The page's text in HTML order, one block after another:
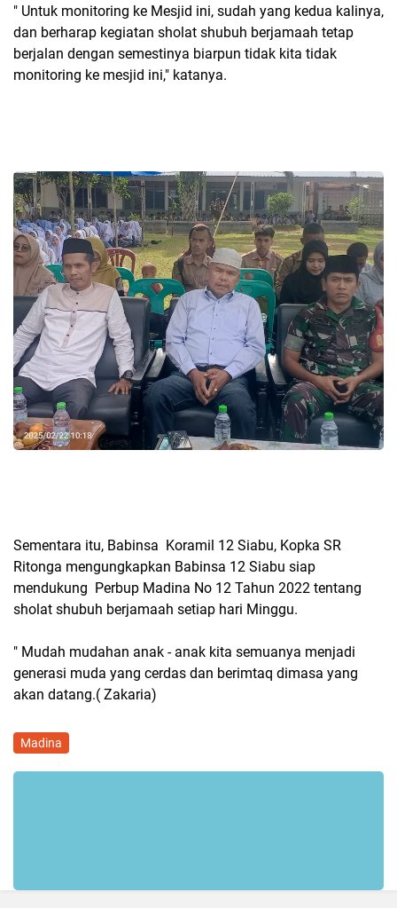
" Untuk monitoring ke Mesjid ini, sudah yang kedua kalinya,
dan berharap kegiatan sholat shubuh berjamaah tetap
berjalan dengan semestinya biarpun tidak kita tidak
monitoring ke mesjid ini," katanya.
Sementara itu, Babinsa Koramil 12 Siabu, Kopka SR
Ritonga mengungkapkan Babinsa 12 Siabu siap
mendukung Perbup Madina No 12 Tahun 2022 tentang
sholat shubuh berjamaah setiap hari Minggu.
" Mudah mudahan anak - anak kita semuanya menjadi
generasi muda yang cerdas dan berimtaq dimasa yang
akan datang.( Zakaria)
Madina